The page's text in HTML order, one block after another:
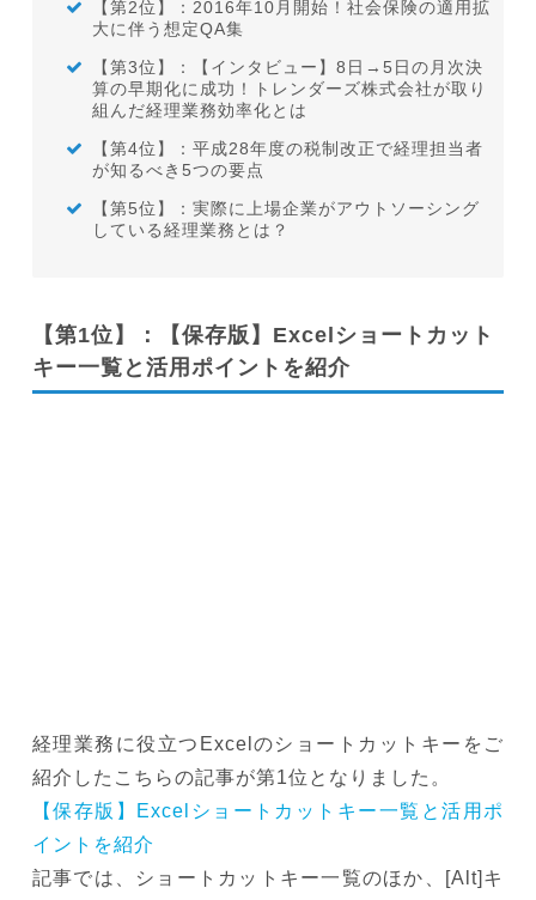
【第2位】：2016年10月開始！社会保険の適用拡
大に伴う想定QA集
【第3位】：【インタビュー】8日→5日の月次決
算の早期化に成功！トレンダーズ株式会社が取り
組んだ経理業務効率化とは
【第4位】：平成28年度の税制改正で経理担当者
が知るべき5つの要点
【第5位】：実際に上場企業がアウトソーシング
している経理業務とは？
【第1位】：【保存版】Excelショートカット
キー一覧と活用ポイントを紹介
経理業務に役立つExcelのショートカットキーをご
紹介したこちらの記事が第1位となりました。
【保存版】Excelショートカットキー一覧と活用ポ
イントを紹介
記事では、ショートカットキー一覧のほか、[Alt]キ